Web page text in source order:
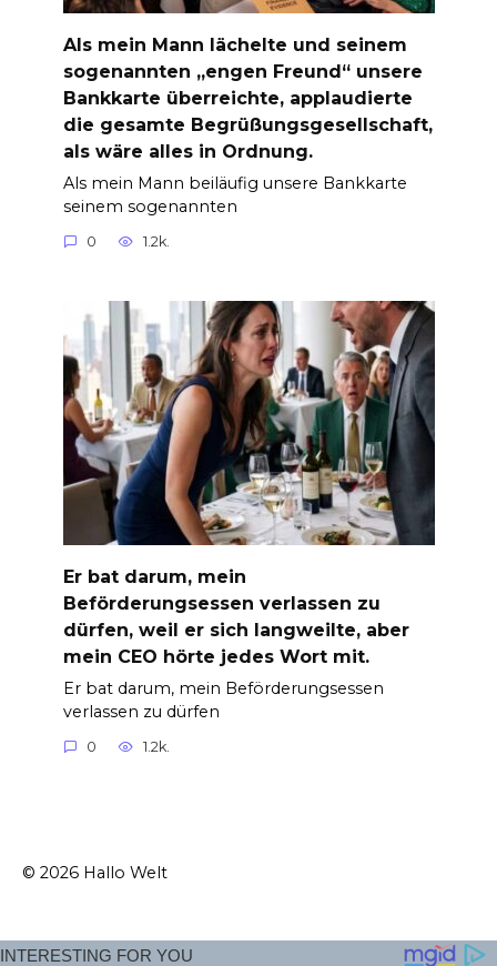
Als mein Mann lächelte und seinem
sogenannten „engen Freund“ unsere
Bankkarte überreichte, applaudierte
die gesamte Begrüßungsgesellschaft,
als wäre alles in Ordnung.
Als mein Mann beiläufig unsere Bankkarte
seinem sogenannten
0 1.2k.
Er bat darum, mein
Beförderungsessen verlassen zu
dürfen, weil er sich langweilte, aber
mein CEO hörte jedes Wort mit.
Er bat darum, mein Beförderungsessen
verlassen zu dürfen
0 1.2k.
© 2026 Hallo Welt